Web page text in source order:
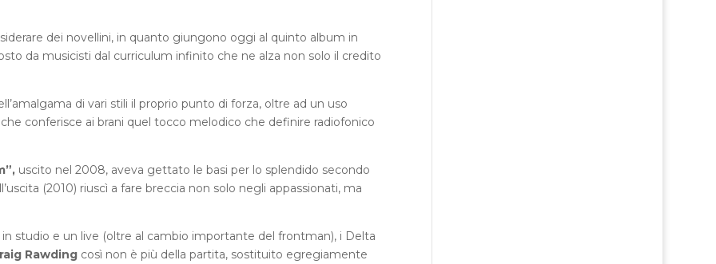
dei novellini, in quanto giungono oggi al quinto album in
da musicisti dal curriculum infinito che ne alza non solo il credito
di vari stili il proprio punto di forza, oltre ad un uso
conferisce ai brani quel tocco melodico che definire radiofonico
uscito nel 2008, aveva gettato le basi per lo splendido secondo
(2010) riuscì a fare breccia non solo negli appassionati, ma
studio e un live (oltre al cambio importante del frontman), i Delta
Rawdingcosì non è più della partita, sostituito egregiamente